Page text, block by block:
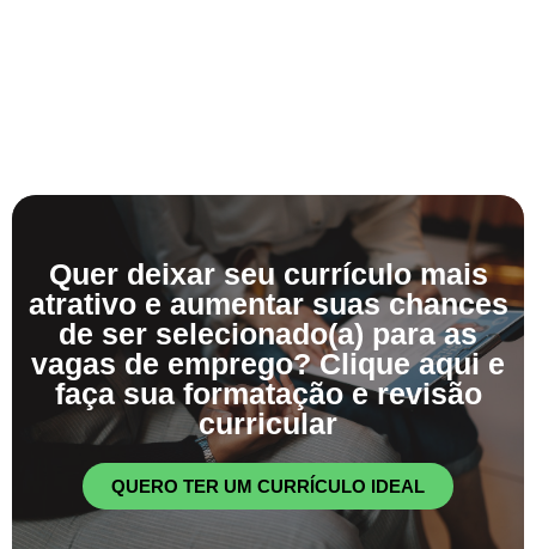
Quer deixar seu currículo mais
atrativo e aumentar suas chances
de ser selecionado(a) para as
vagas de emprego? Clique aqui e
faça sua formatação e revisão
curricular
QUERO TER UM CURRÍCULO IDEAL